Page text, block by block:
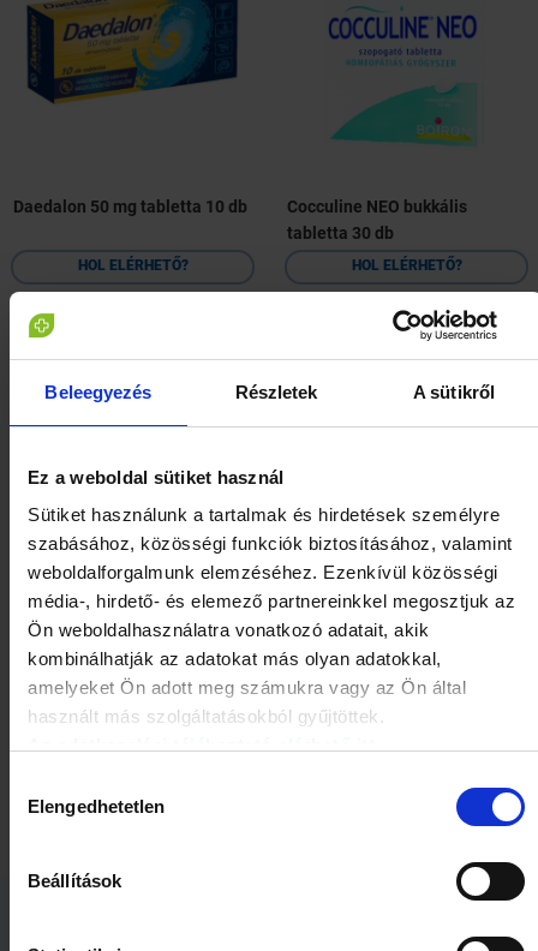
Beleegyezés Részletek A sütikről
Ez a weboldal sütiket használ
Sütiket használunk a tartalmak és hirdetések személyre
szabásához, közösségi funkciók biztosításához, valamint
weboldalforgalmunk elemzéséhez. Ezenkívül közösségi
média-, hirdető- és elemező partnereinkkel megosztjuk az
Ön weboldalhasználatra vonatkozó adatait, akik
kombinálhatják az adatokat más olyan adatokkal,
amelyeket Ön adott meg számukra vagy az Ön által
használt más szolgáltatásokból gyűjtöttek.
kiválasztása
Elengedhetetlen
Beállítások
Daedalon 50 mg tabletta 10 db
HOL ELÉRHETŐ?
Cocculine NEO bukkális
tabletta 30 db
HOL ELÉRHETŐ?
VitaPlus ORS rehidratáló
granulátum 10 db (Innopharm)